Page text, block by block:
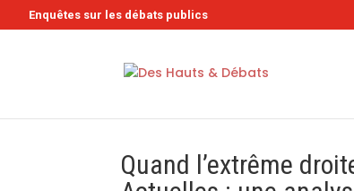
Enquêtes sur les débats publics
Quand l’extrême